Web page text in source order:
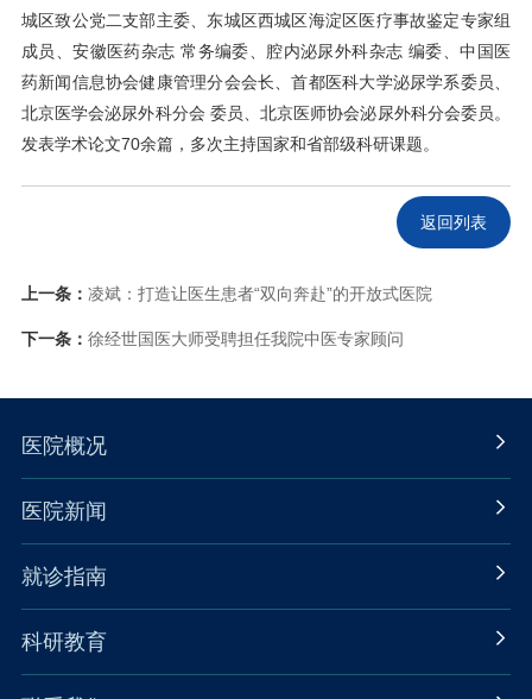
城区致公党二支部主委、东城区西城区海淀区医疗事故鉴定专家组
成员、安徽医药杂志 常务编委、腔内泌尿外科杂志 编委、中国医
药新闻信息协会健康管理分会会长、首都医科大学泌尿学系委员、
北京医学会泌尿外科分会 委员、北京医师协会泌尿外科分会委员。
发表学术论文70余篇，多次主持国家和省部级科研课题。
返回列表
上一条： 凌斌：打造让医生患者“双向奔赴”的开放式医院
下一条： 徐经世国医大师受聘担任我院中医专家顾问
医院概况
医院新闻
就诊指南
科研教育